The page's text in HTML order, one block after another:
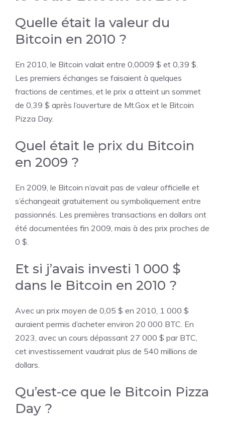
Quelle était la valeur du
Bitcoin en 2010 ?
En 2010, le Bitcoin valait entre 0,0009 $ et 0,39 $.
Les premiers échanges se faisaient à quelques
fractions de centimes, et le prix a atteint un sommet
de 0,39 $ après l’ouverture de Mt.Gox et le Bitcoin
Pizza Day.
Quel était le prix du Bitcoin
en 2009 ?
En 2009, le Bitcoin n’avait pas de valeur officielle et
s’échangeait gratuitement ou symboliquement entre
passionnés. Les premières transactions en dollars ont
été documentées fin 2009, mais à des prix proches de
0 $.
Et si j’avais investi 1 000 $
dans le Bitcoin en 2010 ?
Avec un prix moyen de 0,05 $ en 2010, 1 000 $
auraient permis d’acheter environ 20 000 BTC. En
2023, avec un cours dépassant 27 000 $ par BTC,
cet investissement vaudrait plus de 540 millions de
dollars.
Qu’est-ce que le Bitcoin Pizza
Day ?